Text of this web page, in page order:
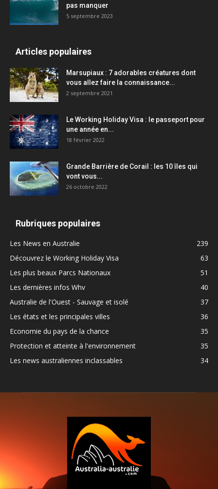
pas manquer
5 septembre 2023
Articles populaires
Marsupiaux : 7 adorables créatures dont
vous allez faire la connaissance...
2 septembre 2021
Le Working Holiday Visa : le passeport pour
une année en...
18 février 2022
Grande Barrière de Corail : les 10 îles qui
vont vous...
26 octobre 2022
Rubriques populaires
Les News en Australie
239
Découvrez le Working Holiday Visa
63
Les plus beaux Parcs Nationaux
51
Les dernières infos Whv
40
Australie de l'Ouest - Sauvage et isolé
37
Les états et les principales villes
36
Economie du pays de la chance
35
Protection et atteinte à l'environnement
35
Les news australiennes inclassables
34